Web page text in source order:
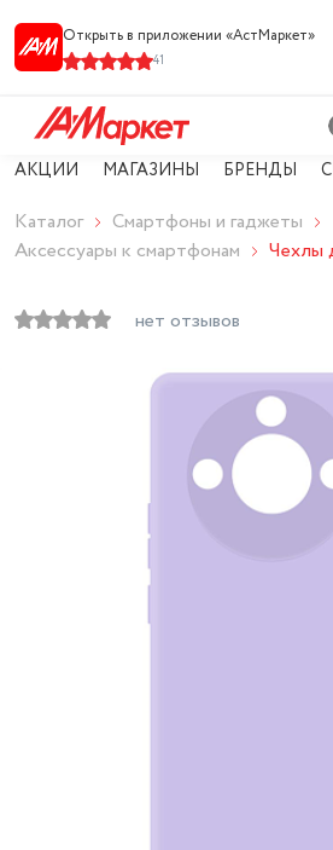
Открыть в приложении «АстМарке‪т‬»
41
АКЦИИ МАГАЗИНЫ БРЕНДЫ
Каталог
Смартфоны и гаджеты
Аксессуары к смартфонам
Чехлы
нет отзывов